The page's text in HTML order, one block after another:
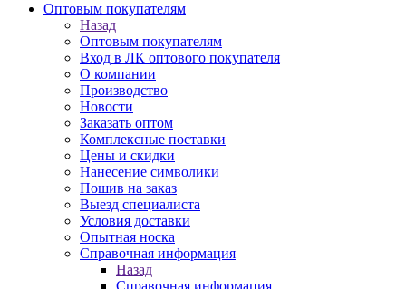
Оптовым покупателям
Назад
Оптовым покупателям
Вход в ЛК оптового покупателя
О компании
Производство
Новости
Заказать оптом
Комплексные поставки
Цены и скидки
Нанесение символики
Пошив на заказ
Выезд специалиста
Условия доставки
Опытная носка
Справочная информация
Назад
Справочная информация